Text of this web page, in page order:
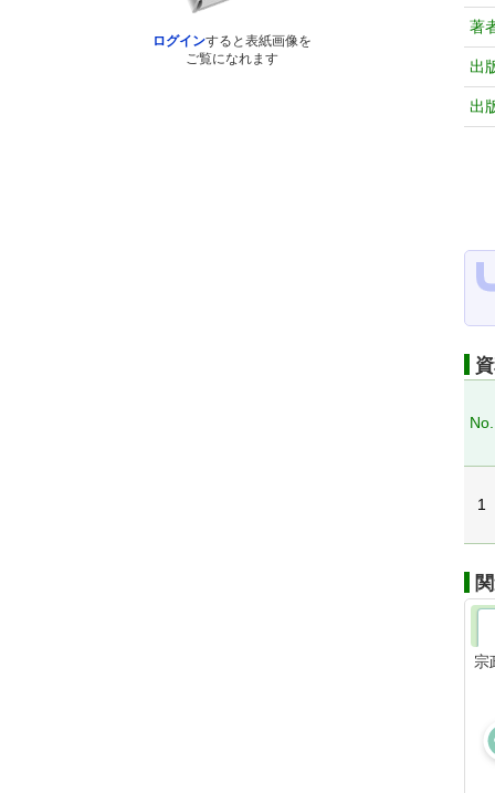
ログインすると表紙画像を
ご覧になれます
著
出
出
No.
1
宗